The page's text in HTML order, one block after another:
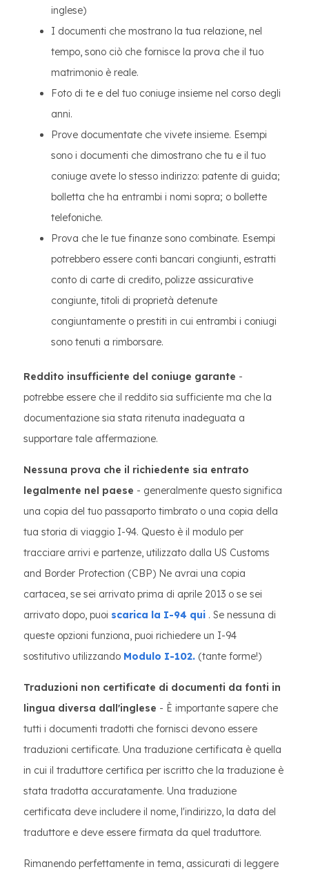
inglese)
I documenti che mostrano la tua relazione, nel
tempo, sono ciò che fornisce la prova che il tuo
matrimonio è reale.
Foto di te e del tuo coniuge insieme nel corso degli
anni.
Prove documentate che vivete insieme. Esempi
sono i documenti che dimostrano che tu e il tuo
coniuge avete lo stesso indirizzo: patente di guida;
bolletta che ha entrambi i nomi sopra; o bollette
telefoniche.
Prova che le tue finanze sono combinate. Esempi
potrebbero essere conti bancari congiunti, estratti
conto di carte di credito, polizze assicurative
congiunte, titoli di proprietà detenute
congiuntamente o prestiti in cui entrambi i coniugi
sono tenuti a rimborsare.
Reddito insufficiente del coniuge garante -
potrebbe essere che il reddito sia sufficiente ma che la
documentazione sia stata ritenuta inadeguata a
supportare tale affermazione.
Nessuna prova che il richiedente sia entrato
legalmente nel paese - generalmente questo significa
una copia del tuo passaporto timbrato o una copia della
tua storia di viaggio I-94. Questo è il modulo per
tracciare arrivi e partenze, utilizzato dalla US Customs
and Border Protection (CBP) Ne avrai una copia
cartacea, se sei arrivato prima di aprile 2013 o se sei
arrivato dopo, puoi scarica la I-94 qui . Se nessuna di
queste opzioni funziona, puoi richiedere un I-94
sostitutivo utilizzando Modulo I-102. (tante forme!)
Traduzioni non certificate di documenti da fonti in
lingua diversa dall'inglese - È importante sapere che
tutti i documenti tradotti che fornisci devono essere
traduzioni certificate. Una traduzione certificata è quella
in cui il traduttore certifica per iscritto che la traduzione è
stata tradotta accuratamente. Una traduzione
certificata deve includere il nome, l'indirizzo, la data del
traduttore e deve essere firmata da quel traduttore.
Rimanendo perfettamente in tema, assicurati di leggere